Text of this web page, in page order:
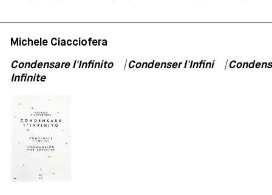
Michele Ciacciofera
Condensare l'Infinito ⎹ Condenser l'Infini ⎹
Infinite